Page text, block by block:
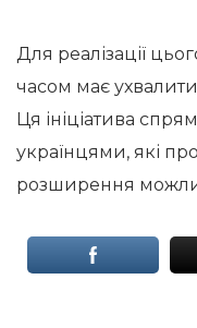
Для реалізації
часом має
Ця ініціатива
українцями, які
розширення